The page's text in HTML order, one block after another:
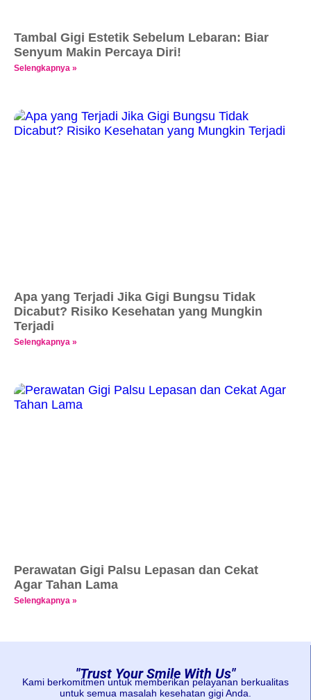
Tambal Gigi Estetik Sebelum Lebaran: Biar
Senyum Makin Percaya Diri!
Selengkapnya »
Apa yang Terjadi Jika Gigi Bungsu Tidak
Dicabut? Risiko Kesehatan yang Mungkin
Terjadi
Selengkapnya »
Perawatan Gigi Palsu Lepasan dan Cekat
Agar Tahan Lama
Selengkapnya »
"Trust Your Smile With Us"
Kami berkomitmen untuk memberikan pelayanan berkualitas
untuk semua masalah kesehatan gigi Anda.